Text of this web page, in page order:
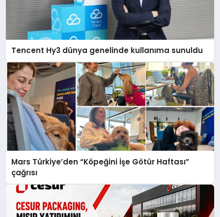
Tencent Hy3 dünya genelinde kullanıma sunuldu
Mars Türkiye’den “Köpeğini İşe Götür Haftası”
çağrısı